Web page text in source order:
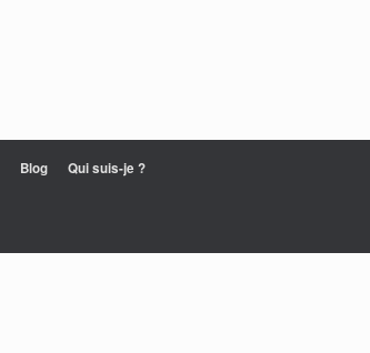
Blog Qui suis-je ?